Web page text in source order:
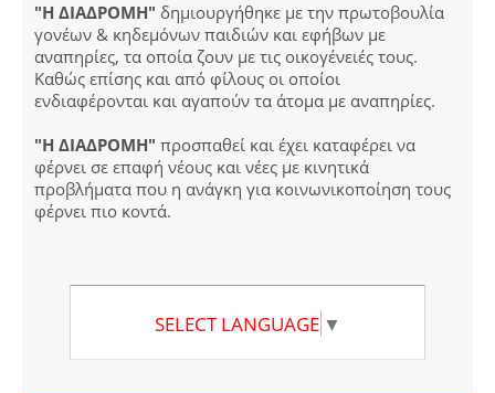
"Η ΔΙΑΔΡΟΜΗ" δημιουργήθηκε με την πρωτοβουλία
γονέων & κηδεμόνων παιδιών και εφήβων με
αναπηρίες, τα οποία ζουν με τις οικογένειές τους.
Καθώς επίσης και από φίλους οι οποίοι
ενδιαφέρονται και αγαπούν τα άτομα με αναπηρίες.
"Η ΔΙΑΔΡΟΜΗ" προσπαθεί και έχει καταφέρει να
φέρνει σε επαφή νέους και νέες με κινητικά
προβλήματα που η ανάγκη για κοινωνικοποίηση τους
φέρνει πιο κοντά.
SELECT LANGUAGE ▼